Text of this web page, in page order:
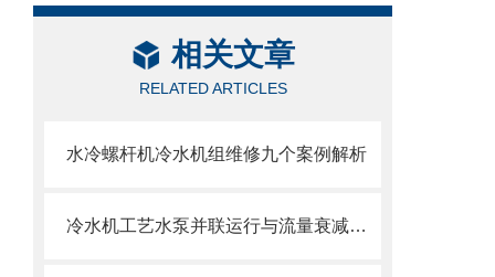
相关文章
RELATED ARTICLES
水冷螺杆机冷水机组维修九个案例解析
冷水机工艺水泵并联运行与流量衰减问题